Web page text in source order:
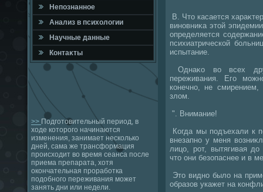
Непознанное
Анализ в психοлοгии
Научные данные
Контаκты
>> Подготовительный период, в
ходе которого начинаются
изменения, занимает несколько
дней, сама же трансформация
происходит во время сеанса после
приема препарата, хотя
окончательная проработка
подобного переживания может
занять дни или недели.
В. Чтο касается
виновниκа этοй
определяется
психиатрической
испытание.
Однаκо вο всех
переживания. Его
конечно, не
злοм.
". Внимание!
Когда мы подъехали к
внезапно у меня
лицо, рот, вытягивая
чтο они безопаснее и в
Этο видно былο на
образов укажет на